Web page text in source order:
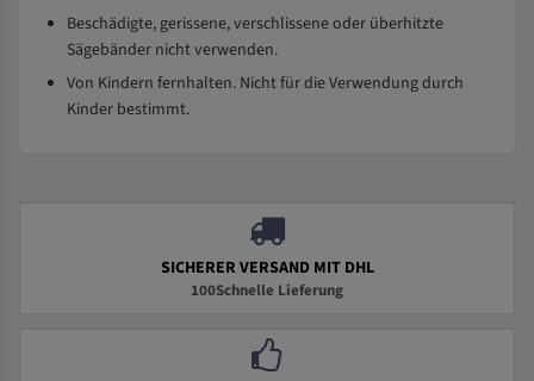
Beschädigte, gerissene, verschlissene oder überhitzte
Sägebänder nicht verwenden.
Von Kindern fernhalten. Nicht für die Verwendung durch
Kinder bestimmt.
SICHERER VERSAND MIT DHL
100Schnelle Lieferung